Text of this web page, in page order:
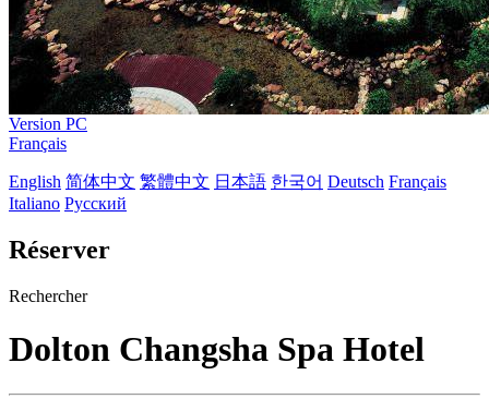
Version PC
Français
English 简体中文 繁體中文 日本語 한국어 Deutsch Français
Italiano Русский
Réserver
Rechercher
Dolton Changsha Spa Hotel